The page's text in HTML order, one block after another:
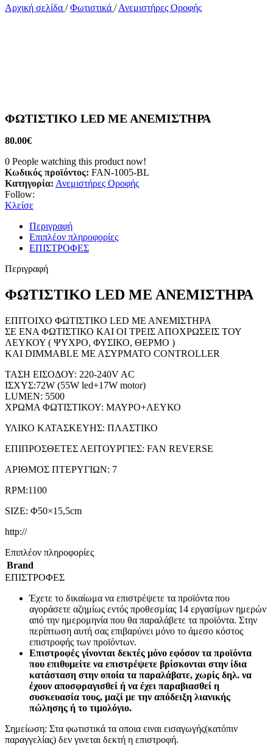
Αρχική σελίδα / Φωτιστικά / Ανεμιστήρες Οροφής
ΦΩΤΙΣΤΙΚΟ LED ΜΕ ΑΝΕΜΙΣΤΗΡΑ
80.00€
0 People watching this product now!
Κωδικός προϊόντος: FAN-1005-BL
Κατηγορία: Ανεμιστήρες Οροφής
Follow:
Κλείσε
Περιγραφή
Επιπλέον πληροφορίες
ΕΠΙΣΤΡΟΦΕΣ
Περιγραφή
ΦΩΤΙΣΤΙΚΟ LED ΜΕ ΑΝΕΜΙΣΤΗΡΑ
ΕΠΙΤΟΙΧΟ ΦΩΤΙΣΤΙΚΟ LED ΜΕ ΑΝΕΜΙΣΤΗΡΑ
ΣΕ ΕΝΑ ΦΩΤΙΣΤΙΚΟ ΚΑΙ ΟΙ ΤΡΕΙΣ ΑΠΟΧΡΩΣΕΙΣ ΤΟΥ
ΛΕΥΚΟΥ ( ΨΥΧΡΟ, ΦΥΣΙΚΟ, ΘΕΡΜΟ )
ΚΑΙ DIMMABLE ΜΕ ΑΣΥΡΜΑΤΟ CONTROLLER
ΤΑΣΗ ΕΙΣΟΔΟΥ: 220-240V AC
ΙΣΧΥΣ:72W (55W led+17W motor)
LUMEN: 5500
ΧΡΩΜΑ ΦΩΤΙΣΤΙΚΟΥ: ΜΑΥΡΟ+ΛΕΥΚΟ
ΥΛΙΚΟ ΚΑΤΑΣΚΕΥΗΣ: ΠΛΑΣΤΙΚΟ
ΕΠΙΠΡΟΣΘΕΤΕΣ ΛΕΙΤΟΥΡΓΙΕΣ: FAN REVERSE
ΑΡΙΘΜΟΣ ΠΤΕΡΥΓΙΩΝ: 7
RPM:1100
SIZE: Φ50×15,5cm
http://
Επιπλέον πληροφορίες
Brand
ΕΠΙΣΤΡΟΦΕΣ
Έχετε το δικαίωμα να επιστρέψετε τα προϊόντα που
αγοράσετε αζημίως εντός προθεσμίας 14 εργασίμων ημερών
από την ημερομηνία που θα παραλάβετε τα προϊόντα. Στην
περίπτωση αυτή σας επιβαρύνει μόνο το άμεσο κόστος
επιστροφής των προϊόντων.
Επιστροφές γίνονται δεκτές μόνο εφόσον τα προϊόντα
που επιθυμείτε να επιστρέψετε βρίσκονται στην ίδια
κατάσταση στην οποία τα παραλάβατε, χωρίς δηλ. να
έχουν αποσφραγισθεί ή να έχει παραβιασθεί η
συσκευασία τους, μαζί με την απόδειξη λιανικής
πώλησης ή το τιμολόγιο.
Σημείωση: Στα φωτιστικά τα οποια ειναι εισαγωγής(κατόπιν
παραγγελίας) δεν γινεται δεκτή η επιστροφή.